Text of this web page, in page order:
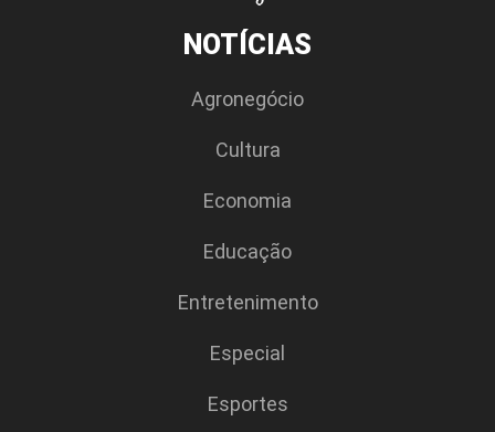
NOTÍCIAS
Agronegócio
Cultura
Economia
Educação
Entretenimento
Especial
Esportes